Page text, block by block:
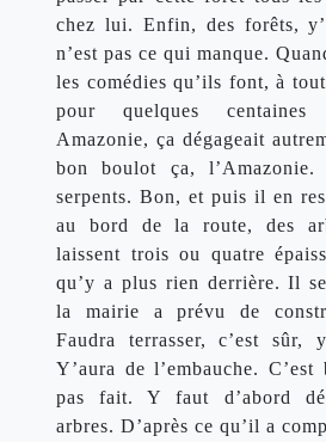
chez lui. Enfin, des forêts,
n’est pas ce qui manque.
les comédies qu’ils font, à
pour quelques centaines
Amazonie, ça dégageait
bon boulot ça,
serpents. Bon, et puis il en
au bord de la route, des
laissent trois ou quatre
qu’y a plus rien derrière. Il
la mairie a prévu de
Faudra terrasser, c’est sûr,
Y’aura de l’embauche.
pas fait. Y faut d’abord
arbres. D’après ce qu’il a